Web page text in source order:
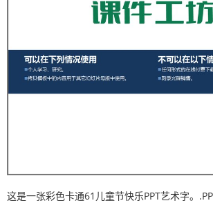
这是一张彩色卡通61儿童节快乐PPT艺术字。